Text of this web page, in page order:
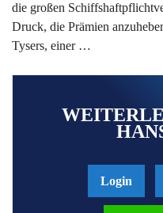
die großen
Druck, die Prämien
Tysers, einer …
Login